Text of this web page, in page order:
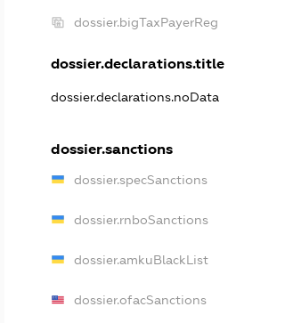
dossier.bigTaxPayerReg
dossier.declarations.title
dossier.declarations.noData
dossier.sanctions
dossier.specSanctions
dossier.rnboSanctions
dossier.amkuBlackList
dossier.ofacSanctions